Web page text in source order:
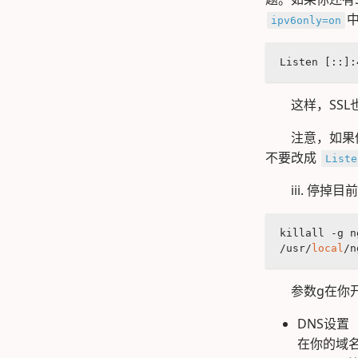
ipv6only=on
Listen
这样，SSL
注意，如
不要改成
iii. 停掉目
killall -g
/usr/ local/
参数g在你
DNS设置
在你的域